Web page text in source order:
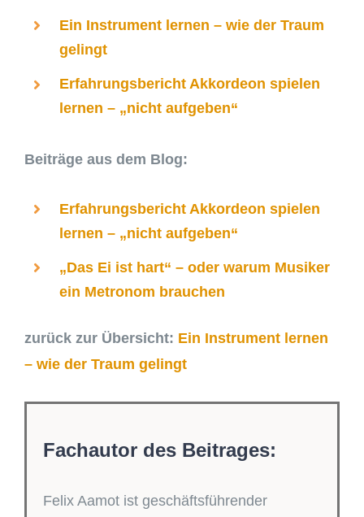
Ein Instrument lernen – wie der Traum
gelingt
Erfahrungsbericht Akkordeon spielen
lernen – „nicht aufgeben“
Beiträge aus dem Blog:
Erfahrungsbericht Akkordeon spielen
lernen – „nicht aufgeben“
„Das Ei ist hart“ – oder warum Musiker
ein Metronom brauchen
zurück zur Übersicht: Ein Instrument lernen
– wie der Traum gelingt
Fachautor des Beitrages:
Felix Aamot ist geschäftsführender